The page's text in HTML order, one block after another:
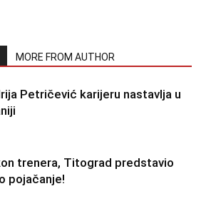
MORE FROM AUTHOR
Petričević karijeru nastavlja u
trenera, Titograd predstavio
pojačanje!